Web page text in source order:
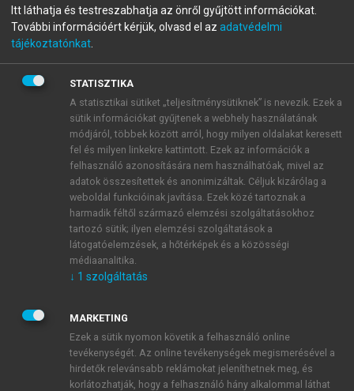
fiókoddal,vagy hozz létre új fiókot.
A regisztráció után apróbaidőszakautomatikusan
BELÉPÉS SAJÁT FIÓKKAL
ÚJ FIÓK LÉTREHOZÁSA
1 óra díjmentes hozzáférés
E-MAIL-CÍM
JELSZÓ
JELSZÓ ÚJRA
Itt láthatja és testreszabhatja az önről gyűjtött információkat.
További információért kérjük, olvasd el az adatvédelmi
tájékoztatónkat
STATISZTIKA
A statisztikai sütiket „teljesítménysütiknek” is nevezik. Ezek a
sütik információkat gyűjtenek a webhely használatának
módjáról, többek között arról, hogy milyen oldalakat keresett
fel és milyen linkekre kattintott. Ezek az információk a
felhasználó azonosítására nem használhatóak, mivel az
adatok összesítettek és anonimizáltak. Céljuk kizárólag a
weboldal funkcióinak javítása. Ezek közé tartoznak a
harmadik féltől származó elemzési szolgáltatásokhoz
tartozó sütik; ilyen elemzési szolgáltatások a
látogatóelemzések, a hőtérképek és a közösségi
médiaanalitika.
↓ 1 szolgáltatás
MARKETING
Ezek a sütik nyomon követik a felhasználó online
tevékenységét. Az online tevékenységek megismerésével a
hirdetők relevánsabb reklámokat jeleníthetnek meg, és
korlátozhatják, hogy a felhasználó hány alkalommal láthat